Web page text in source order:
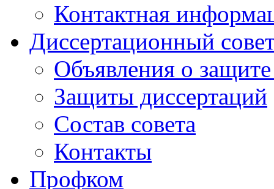
Контактная
Диссертационный
Объявления о
Защиты диссертаций
Состав совета
Контакты
Профком